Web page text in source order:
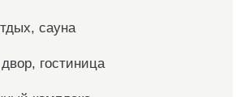
сауна
гостиница